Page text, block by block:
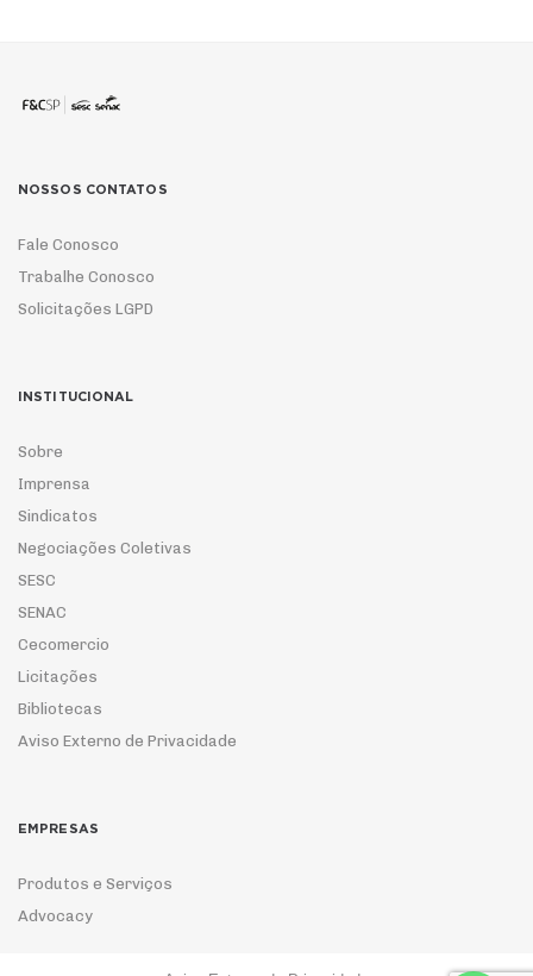
NOSSOS CONTATOS
Fale Conosco
Trabalhe Conosco
Solicitações LGPD
INSTITUCIONAL
Sobre
Imprensa
Sindicatos
Negociações Coletivas
SESC
SENAC
Cecomercio
Licitações
Bibliotecas
Aviso Externo de Privacidade
EMPRESAS
Produtos e Serviços
Advocacy